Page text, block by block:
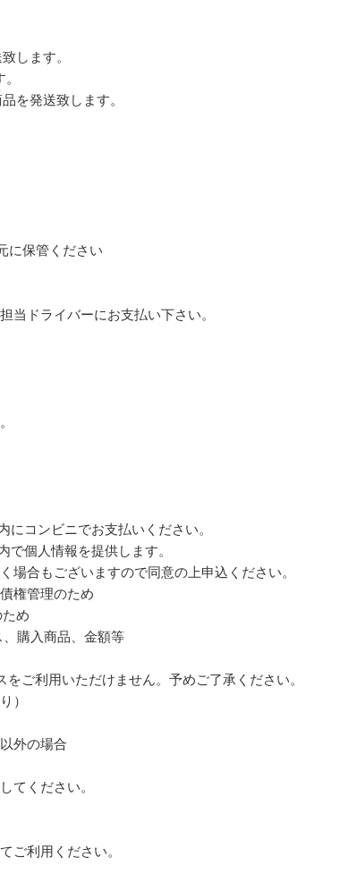
します。
を発送致します。
に保管ください
当ドライバーにお支払い下さい。
コンビニでお支払いください。
で個人情報を提供します。
合もございますので同意の上申込ください。
権管理のため
め
購入商品、金額等
ご利用いただけません。予めご了承ください。
）
外の場合
てください。
ご利用ください。